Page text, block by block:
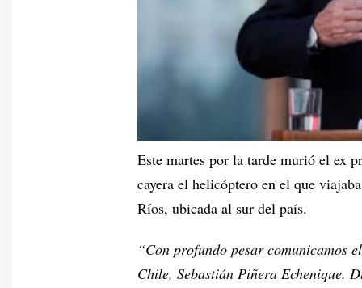
Este martes por la tarde murió el ex
cayera el helicóptero en el que
Ríos, ubicada al sur del país.
“Con profundo pesar comunicamos
Chile, Sebastián Piñera Echenique.